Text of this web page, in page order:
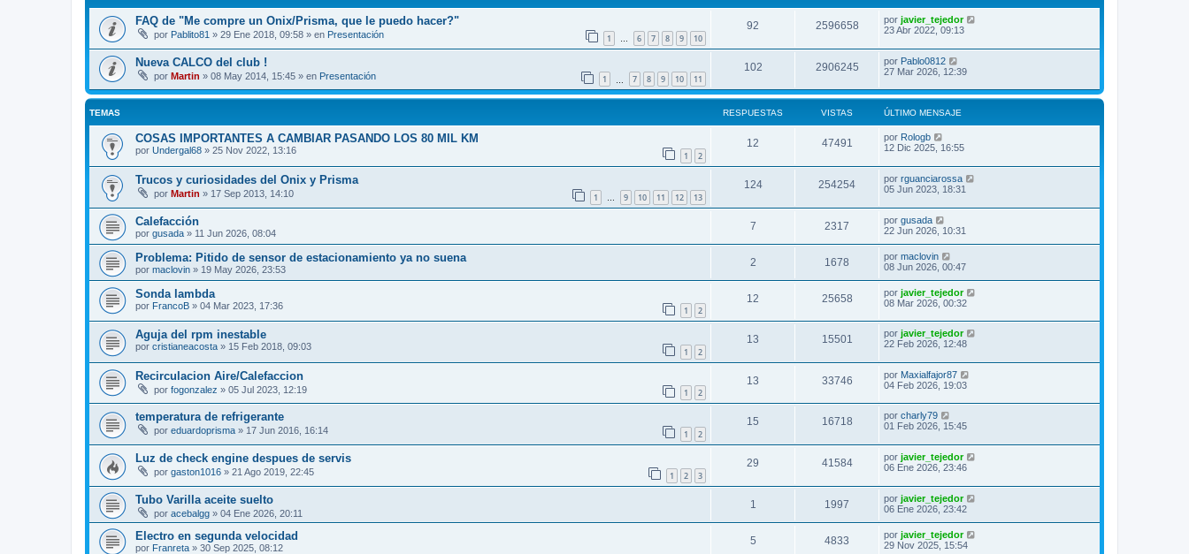
FAQ de "Me compre un Onix/Prisma, que le puedo hacer?"
por Pablito81 » 29 Ene 2018, 09:58 » en Presentación 1 … 6 7 8 9 10
92 2596658 por javier_tejedor
23 Abr 2022, 09:13
Nueva CALCO del club !
por Martin » 08 May 2014, 15:45 » en Presentación 1 7 8 9 10 11
102 2906245 por Pablo0812
27 Mar 2026, 12:39
TEMAS RESPUESTAS VISTAS ÚLTIMO MENSAJE
COSAS IMPORTANTES A CAMBIAR PASANDO LOS 80 MIL KM
por Undergal68 » 25 Nov 2022, 13:16 1 2
12 47491 por Rologb
12 Dic 2025, 16:55
Trucos y curiosidades del Onix y Prisma
por Martin » 17 Sep 2013, 14:10 1 … 9 10 11 12 13
124 254254 por rguanciarossa
05 Jun 2023, 18:31
Calefacción
por gusada » 11 Jun 2026, 08:04
7 2317 por gusada
22 Jun 2026, 10:31
Problema: Pitido de sensor de estacionamiento ya no suena
por maclovin » 19 May 2026, 23:53
2 1678 por maclovin
08 Jun 2026, 00:47
Sonda lambda
por FrancoB » 04 Mar 2023, 17:36 1 2
12 25658 por javier_tejedor
08 Mar 2026, 00:32
Aguja del rpm inestable
por cristianeacosta » 15 Feb 2018, 09:03 1 2
13 15501 por javier_tejedor
22 Feb 2026, 12:48
Recirculacion Aire/Calefaccion
por fogonzalez » 05 Jul 2023, 12:19 1 2
13 33746 por Maxialfajor87
04 Feb 2026, 19:03
temperatura de refrigerante
por eduardoprisma » 17 Jun 2016, 16:14 1 2
15 16718 por charly79
01 Feb 2026, 15:45
Luz de check engine despues de servis
por gaston1016 » 21 Ago 2019, 22:45 1 2 3
29 41584 por javier_tejedor
06 Ene 2026, 23:46
Tubo Varilla aceite suelto
por acebalgg » 04 Ene 2026, 20:11
1 1997 por javier_tejedor
06 Ene 2026, 23:42
Electro en segunda velocidad
por Franreta » 30 Sep 2025, 08:12
5 4833 por javier_tejedor
29 Nov 2025, 15:54